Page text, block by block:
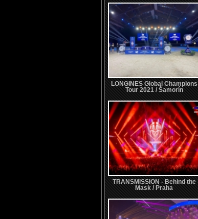
LONGINES Global Champions
Tour 2021 / Šamorín
TRANSMISSION - Behind the
Mask / Praha